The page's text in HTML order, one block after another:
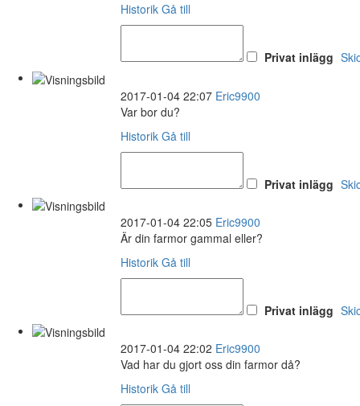
Historik Gå till
Privat inlägg
2017-01-04 22:07 Eric9900
Var bor du?
Historik Gå till
Privat inlägg
2017-01-04 22:05 Eric9900
Är din farmor gammal eller?
Historik Gå till
Privat inlägg
2017-01-04 22:02 Eric9900
Vad har du gjort oss din farmor då?
Historik Gå till